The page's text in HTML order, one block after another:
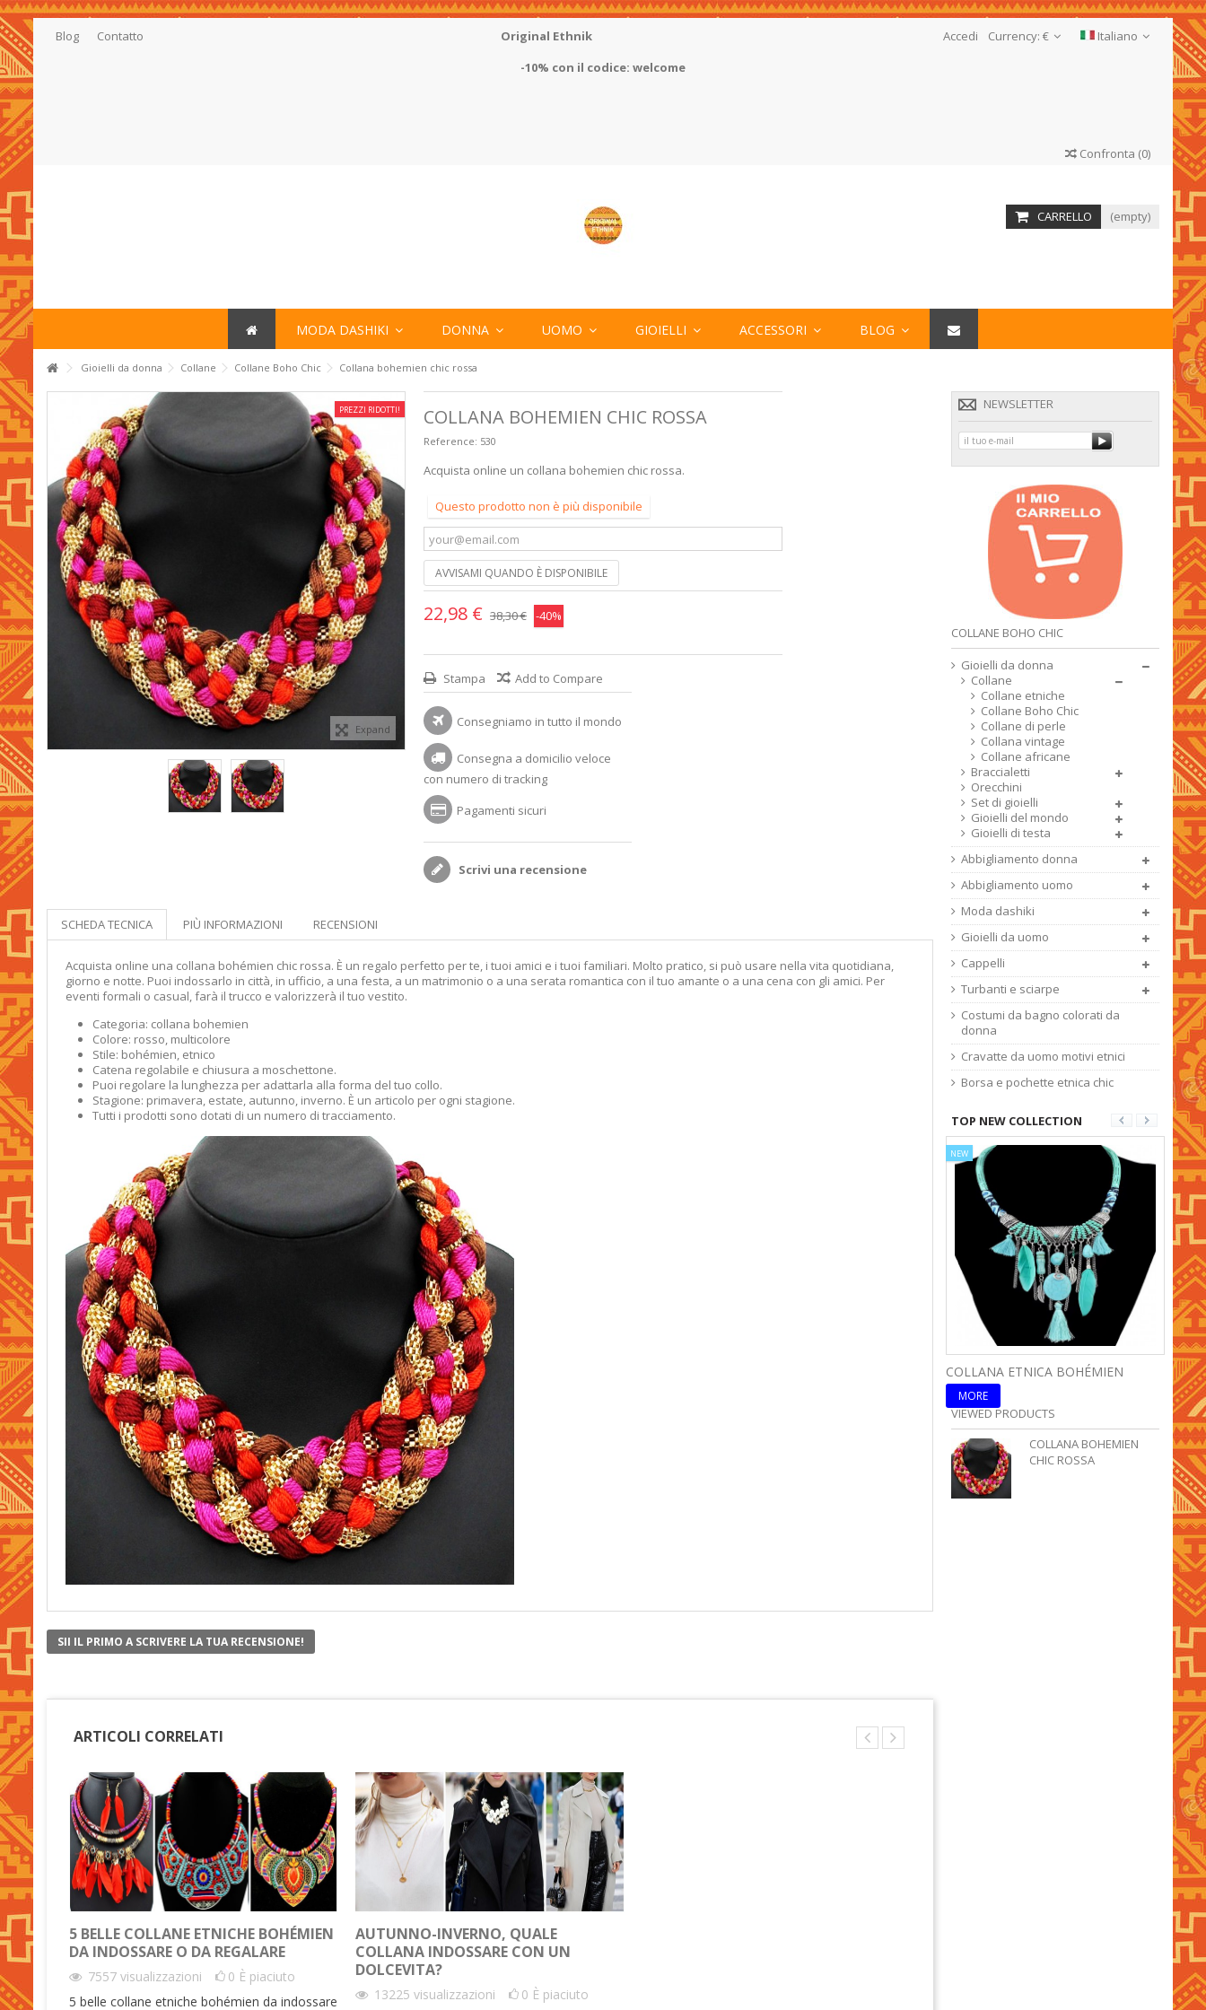
Italiano
Currency: €
Accedi
Blog Contatto
Original Ethnik
-10% con il codice: welcome
Confronta (0)
CARRELLO (empty)
MODA DASHIKI DONNA UOMO GIOIELLI ACCESSORI BLOG
Gioielli da donna Collane Collane Boho Chic Collana bohemien chic rossa
PREZZI RIDOTTI!
Expand
COLLANA BOHEMIEN CHIC ROSSA
Reference: 530
Acquista online un collana bohemien chic rossa.
Questo prodotto non è più disponibile
AVVISAMI QUANDO È DISPONIBILE
22,98 € 38,30 € -40%
Stampa Add to Compare
Consegniamo in tutto il mondo
Consegna a domicilio veloce
con numero di tracking
Pagamenti sicuri
Scrivi una recensione
SCHEDA TECNICA PIÙ INFORMAZIONI RECENSIONI
Acquista online una collana bohémien chic rossa. È un regalo perfetto per te, i tuoi amici e i tuoi familiari. Molto pratico, si può usare nella vita quotidiana,
giorno e notte. Puoi indossarlo in città, in ufficio, a una festa, a un matrimonio o a una serata romantica con il tuo amante o a una cena con gli amici. Per
eventi formali o casual, farà il trucco e valorizzerà il tuo vestito.
Categoria: collana bohemien
Colore: rosso, multicolore
Stile: bohémien, etnico
Catena regolabile e chiusura a moschettone.
Puoi regolare la lunghezza per adattarla alla forma del tuo collo.
Stagione: primavera, estate, autunno, inverno. È un articolo per ogni stagione.
Tutti i prodotti sono dotati di un numero di tracciamento.
SII IL PRIMO A SCRIVERE LA TUA RECENSIONE!
ARTICOLI CORRELATI
5 BELLE COLLANE ETNICHE BOHÉMIEN
DA INDOSSARE O DA REGALARE
7557 visualizzazioni 0 È piaciuto
5 belle collane etniche bohémien da indossare
AUTUNNO-INVERNO, QUALE
COLLANA INDOSSARE CON UN
DOLCEVITA?
13225visualizzazioni 0 È piaciuto
NEWSLETTER
COLLANE BOHO CHIC
Gioielli da donna
Collane
Collane etniche
Collane Boho Chic
Collane di perle
Collana vintage
Collane africane
Braccialetti
Orecchini
Set di gioielli
Gioielli del mondo
Gioielli di testa
Abbigliamento donna
Abbigliamento uomo
Moda dashiki
Gioielli da uomo
Cappelli
Turbanti e sciarpe
Costumi da bagno colorati da
donna
Cravatte da uomo motivi etnici
Borsa e pochette etnica chic
TOP NEW COLLECTION
NEW
COLLANA ETNICA BOHÉMIEN
MORE MORE
VIEWED PRODUCTS
COLLANA BOHEMIEN
CHIC ROSSA